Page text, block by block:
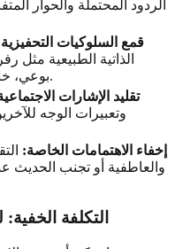
الردود المحتملة والحوار
قمع السلوكيات التحفيزية
الذاتية الطبيعية مثل
بوعي، خاصة في الأماكن العامة أو المهنية.
تقليد الإشارات
وتعبيرات الوجه
إخفاء الاهتمامات الخاصة:
والعاطفية أو تجنب الحديث
التكلفة